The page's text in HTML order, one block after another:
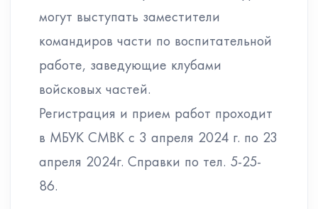
могут выступать заместители
командиров части по воспитательной
работе, заведующие клубами
войсковых частей.
Регистрация и прием работ проходит
в МБУК СМВК с 3 апреля 2024 г. по 23
апреля 2024г. Справки по тел. 5-25-
86.